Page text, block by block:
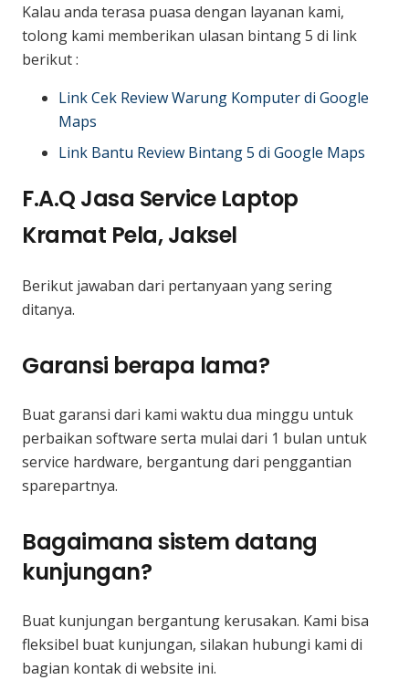
Kalau anda terasa puasa dengan layanan kami,
tolong kami memberikan ulasan bintang 5 di link
berikut :
Link Cek Review Warung Komputer di Google
Maps
Link Bantu Review Bintang 5 di Google Maps
F.A.Q Jasa Service Laptop
Kramat Pela, Jaksel
Berikut jawaban dari pertanyaan yang sering
ditanya.
Garansi berapa lama?
Buat garansi dari kami waktu dua minggu untuk
perbaikan software serta mulai dari 1 bulan untuk
service hardware, bergantung dari penggantian
sparepartnya.
Bagaimana sistem datang
kunjungan?
Buat kunjungan bergantung kerusakan. Kami bisa
fleksibel buat kunjungan, silakan hubungi kami di
bagian kontak di website ini.